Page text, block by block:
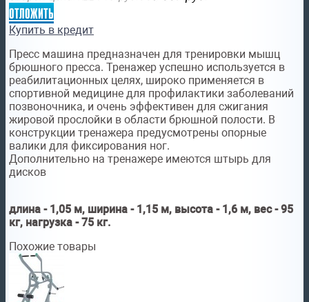
отложить
Купить в кредит
Пресс машина предназначен для тренировки мышц
брюшного пресса. Тренажер успешно используется в
реабилитационных целях, широко применяется в
спортивной медицине для профилактики заболеваний
позвоночника, и очень эффективен для сжигания
жировой прослойки в области брюшной полости. В
конструкции тренажера предусмотрены опорные
валики для фиксирования ног.
Дополнительно на тренажере имеются штырь для
дисков
длина - 1,05 м, ширина - 1,15 м, высота - 1,6 м, вес - 95
кг, нагрузка - 75 кг.
Похожие товары